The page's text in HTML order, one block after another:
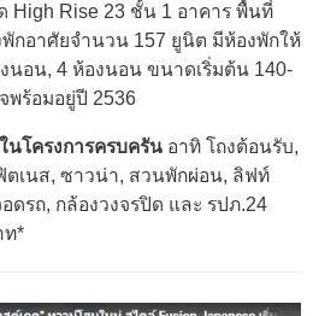
High Rise 23 ชั้น 1 อาคาร พื้นที่
กอาศัยจำนวน 157 ยูนิต มีห้องพักให้
นอน, 4 ห้องนอน ขนาดเริ่มต้น 140-
พร้อมอยู่ปี 2536
นโครงการครบครัน อาทิ โถงต้อนรับ,
ตเนส, ซาวน่า, สวนพักผ่อน, ลิฟท์
ดรถ, กล้องวงจรปิด และ รปภ.24
ท*